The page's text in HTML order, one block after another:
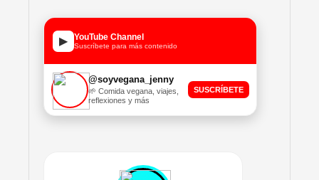
▶ YouTube Channel
Suscríbete para más contenido
@soyvegana_jenny
🌱 Comida vegana, viajes,
reflexiones y más
SUSCRÍBETE